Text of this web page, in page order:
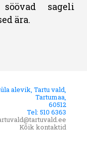
sageli
ära.
alevik, Tartu vald,
Tartumaa,
60512
Tel: 510 6363
Kõik kontaktid